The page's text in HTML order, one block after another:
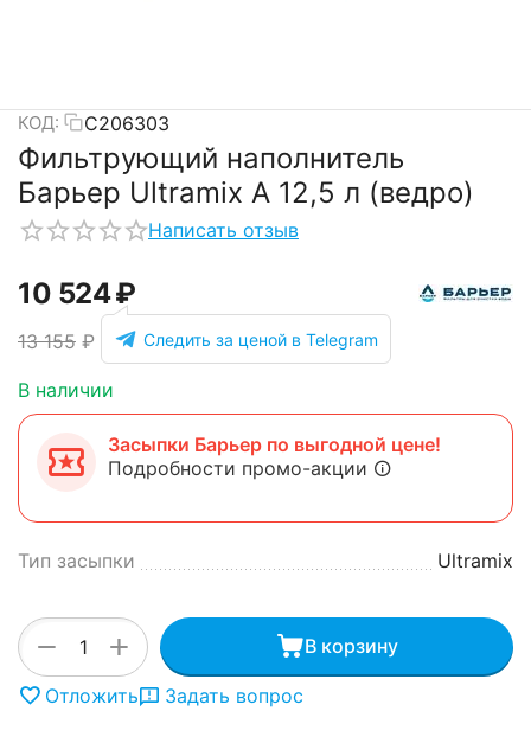
КОД: С206303
Фильтрующий наполнитель
Барьер Ultramix A 12,5 л (ведро)
Написать отзыв
10 524₽
13 155 ₽ Следить за ценой в Telegram
В наличии
Засыпки Барьер по выгодной цене!
Подробности промо-акции
Тип засыпки Ultramix
+
− В корзину
Отложить Задать вопрос